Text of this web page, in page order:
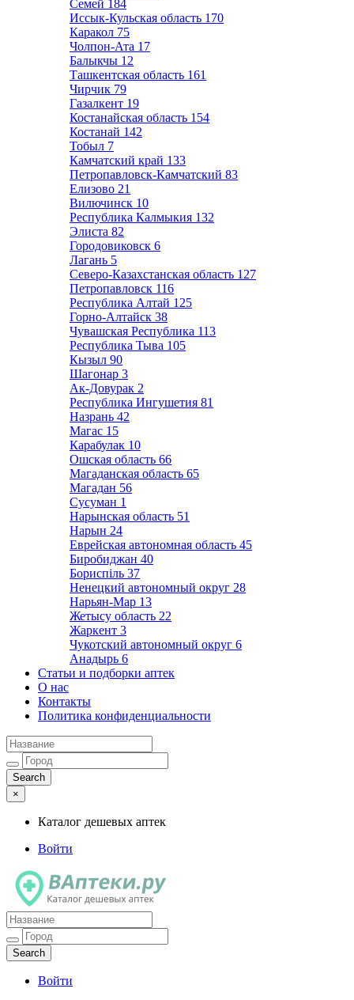
Семей 184
Иссык-Кульская область 170
Каракол 75
Чолпон-Ата 17
Балыкчы 12
Ташкентская область 161
Чирчик 79
Газалкент 19
Костанайская область 154
Костанай 142
Тобыл 7
Камчатский край 133
Петропавловск-Камчатский 83
Елизово 21
Вилючинск 10
Республика Калмыкия 132
Элиста 82
Городовиковск 6
Лагань 5
Северо-Казахстанская область 127
Петропавловск 116
Республика Алтай 125
Горно-Алтайск 38
Чувашская Республика 113
Республика Тыва 105
Кызыл 90
Шагонар 3
Ак-Довурак 2
Республика Ингушетия 81
Назрань 42
Магас 15
Карабулак 10
Ошская область 66
Магаданская область 65
Магадан 56
Сусуман 1
Нарынская область 51
Нарын 24
Еврейская автономная область 45
Биробиджан 40
Бориспіль 37
Ненецкий автономный округ 28
Нарьян-Мар 13
Жетысу область 22
Жаркент 3
Чукотский автономный округ 6
Анадырь 6
Статьи и подборки аптек
О нас
Контакты
Политика конфиденциальности
×
Каталог дешевых аптек
Войти
Каталог дешевых аптек
Войти